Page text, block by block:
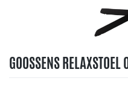
GOOSSENS RELAXSTOEL